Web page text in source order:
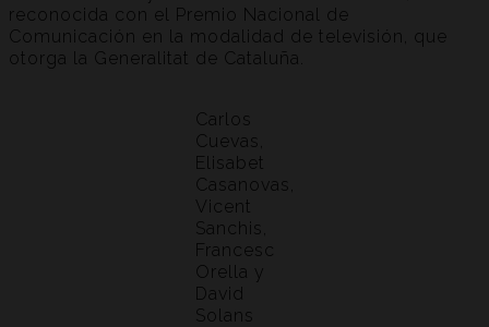
reconocida con el Premio Nacional de
Comunicación en la modalidad de televisión, que
otorga la Generalitat de Cataluña.
Carlos
Cuevas,
Elisabet
Casanovas,
Vicent
Sanchis,
Francesc
Orella y
David
Solans